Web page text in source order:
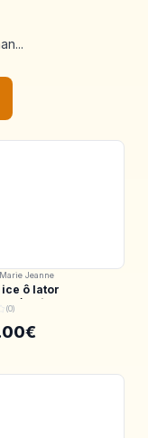
Jeanne
ice ô lator
White CBG
(0)